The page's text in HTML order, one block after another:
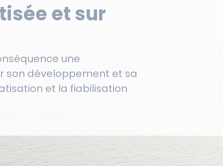
et sur
une
son développement et sa
et la fiabilisation